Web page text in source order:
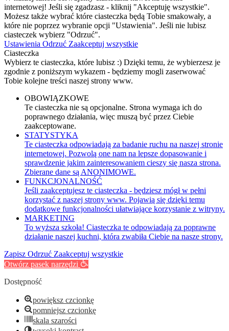
internetowej! Jeśli się zgadzasz - kliknij "Akceptuję wszystkie".
Możesz także wybrać które ciasteczka będą Tobie smakowały, a
które nie poprzez wybranie opcji "Ustawienia". Jeśli nie lubisz
ciasteczek wybierz "Odrzuć".
Ustawienia Odrzuć Zaakceptuj wszystkie
Ciasteczka
Wybierz te ciasteczka, które lubisz :) Dzięki temu, że wybierzesz je
zgodnie z poniższym wykazem - będziemy mogli zaserwować
Tobie kolejne treści naszej strony www.
OBOWIĄZKOWE
Te ciasteczka nie są opcjonalne. Strona wymaga ich do
poprawnego działania, więc muszą być przez Ciebie
zaakceptowane.
STATYSTYKA
Te ciasteczka odpowiadają za badanie ruchu na naszej stronie
internetowej. Pozwolą one nam na lepsze dopasowanie i
sprawdzenie jakim zainteresowaniem cieszy się nasza strona.
Zbierane dane są ANONIMOWE.
FUNKCJONALNOŚĆ
Jeśli zaakceptujesz te ciasteczka - będziesz mógł w pełni
korzystać z naszej strony www. Pojawią się dzięki temu
dodatkowe funkcjonalności ułatwiające korzystanie z witryny.
MARKETING
To wyższa szkoła! Ciasteczka te odpowiadają za poprawne
działanie naszej kuchni, która zwabiła Ciebie na nasze strony.
Zapisz Odrzuć Zaakceptuj wszystkie
Otwórz pasek narzędzi
Dostępność
powiększ czcionkę
pomniejsz czcionkę
skala szarości